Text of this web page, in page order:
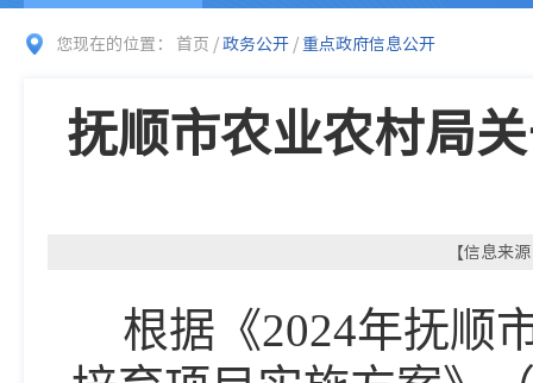
您现在的位置： 首页 /政务公开 / 重点政府信息公开
抚顺市农业农村局
【信息来
根据 《2024年抚顺